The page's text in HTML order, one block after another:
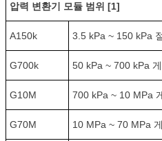
압력 변환기 모듈 범위 [1]
A150k 3.5 kPa ~ 150 kPa
G700k 50 kPa ~ 700 kPa
G10M 700 kPa ~ 10 MPa
G70M 10 MPa ~ 70 MPa